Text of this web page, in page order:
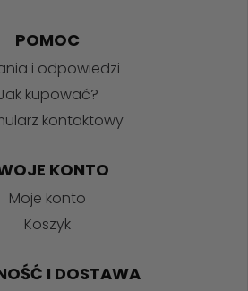
POMOC
i odpowiedzi
kupować?
kontaktowy
KONTO
Moje konto
Koszyk
I DOSTAWA